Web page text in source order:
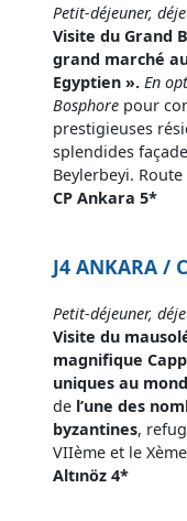
Petit-déjeuner,
Visite du Grand
grand marché
Egyptien ». En
Bosphore pour
prestigieuses
splendides
Beylerbeyi.
CP Ankara 5*
J4 ANKARA /
Petit-déjeuner,
Visite du
magnifique
uniques au
de l’une des
byzantines,
VIIème et le
Altınöz 4*